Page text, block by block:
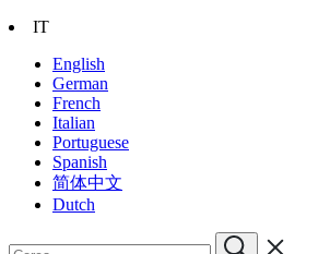
IT
English
German
French
Italian
Portuguese
Spanish
简体中文
Dutch